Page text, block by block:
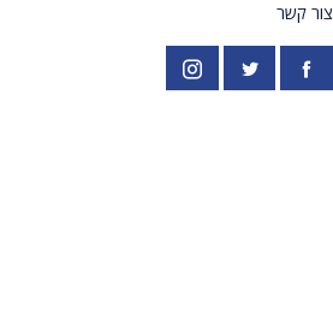
צור קשר
פייסבוק PardesPublish
אינסטגרם